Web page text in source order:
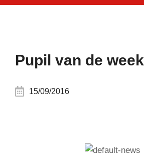
Pupil van de week
15/09/2016